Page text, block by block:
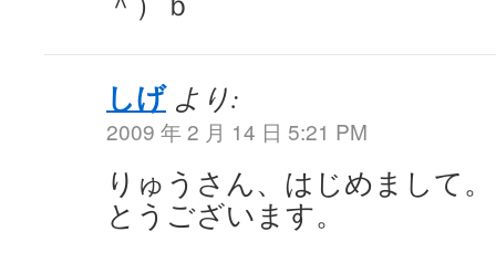
しげ より:
2009 年 2 月 14 日 5:21 PM
りゅうさん、はじめまして
とうございます。